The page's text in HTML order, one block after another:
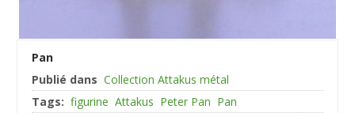
Pan
Publié dans Collection Attakus métal
Tags: figurine Attakus Peter Pan Pan